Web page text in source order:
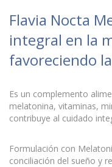
Flavia Nocta
integral en la
favoreciendo
Es un complemento
melatonina, vitaminas,
contribuye al cuidado
Formulación con
conciliación del sueño y